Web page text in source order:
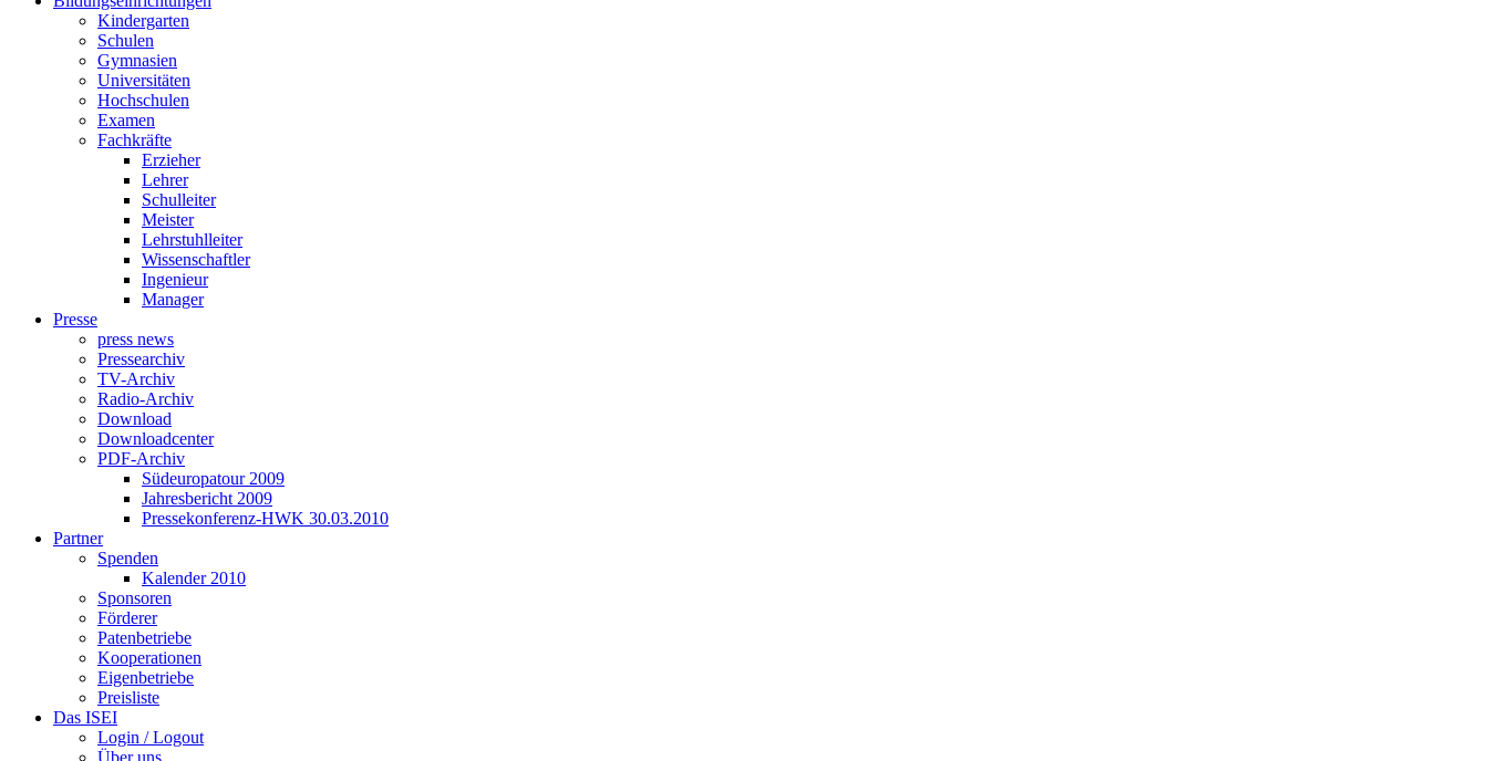
Kindergarten
Schulen
Gymnasien
Universitäten
Hochschulen
Examen
Fachkräfte
Erzieher
Lehrer
Schulleiter
Meister
Lehrstuhlleiter
Wissenschaftler
Ingenieur
Manager
Presse
press news
Pressearchiv
TV-Archiv
Radio-Archiv
Download
Downloadcenter
PDF-Archiv
Südeuropatour 2009
Jahresbericht 2009
Pressekonferenz-HWK 30.03.2010
Partner
Spenden
Kalender 2010
Sponsoren
Förderer
Patenbetriebe
Kooperationen
Eigenbetriebe
Preisliste
Das ISEI
Login / Logout